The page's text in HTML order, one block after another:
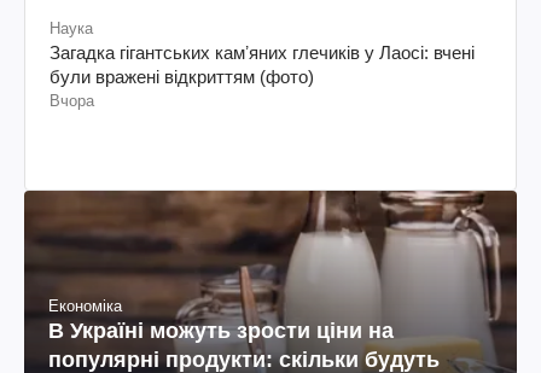
Наука
Загадка гігантських камʼяних глечиків у Лаосі: вчені
були вражені відкриттям (фото)
Вчора
Економіка
В Україні можуть зрости ціни на
популярні продукти: скільки будуть